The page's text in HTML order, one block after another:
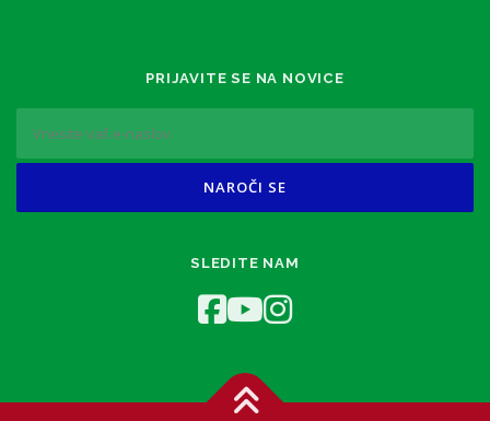
PRIJAVITE SE NA NOVICE
SLEDITE NAM